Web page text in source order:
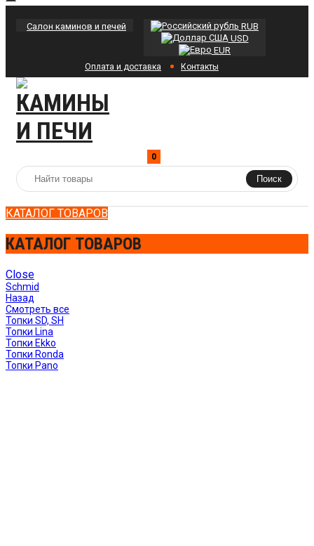
Салон каминов и печей
RUB
USD
EUR
Оплата и доставка Контакты
Поиск
0
КАТАЛОГ ТОВАРОВ
КАТАЛОГ ТОВАРОВ
Close
Schmid
Назад
Смотреть все
Топки SD, SH
Топки Lina
Топки Ekko
Топки Ronda
Топки Pano